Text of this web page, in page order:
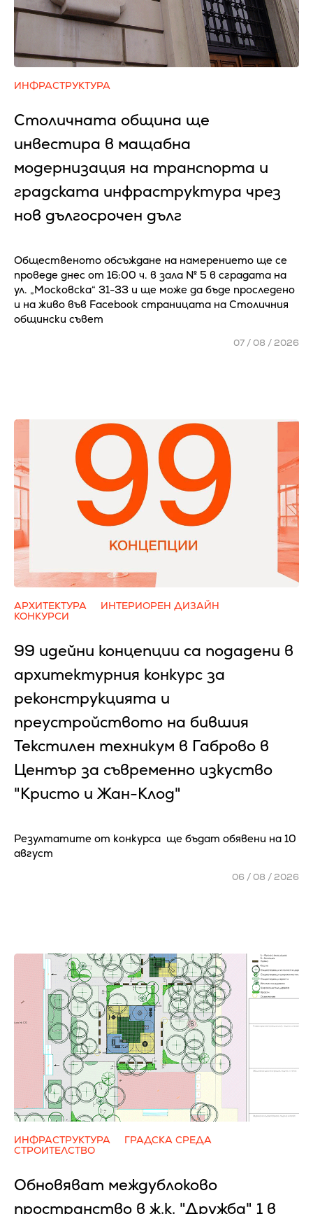
ИНФРАСТРУКТУРА
Столичната община ще
инвестира в мащабна
модернизация на транспорта и
градската инфраструктура чрез
нов дългосрочен дълг
Общественото обсъждане на намерението ще се
проведе днес от 16:00 ч. в зала № 5 в сградата на
ул. „Московска“ 31-33 и ще може да бъде проследено
и на живо във Facebook страницата на Столичния
общински съвет
07 / 08 / 2026
АРХИТЕКТУРА
ИНТЕРИОРЕН ДИЗАЙН
КОНКУРСИ
99 идейни концепции са подадени в
архитектурния конкурс за
реконструкцията и
преустройството на бившия
Текстилен техникум в Габрово в
Център за съвременно изкуство
"Кристо и Жан-Клод"
Резултатите от конкурса ще бъдат обявени на 10
август
06 / 08 / 2026
ИНФРАСТРУКТУРА
ГРАДСКА СРЕДА
СТРОИТЕЛСТВО
Обновяват междублоково
пространство в ж.к. "Дружба" 1 в